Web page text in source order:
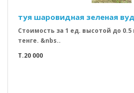
туя шаровидная зеленая
Стоимость за 1 ед. высотой до 0.5
тенге. &nbs..
T.20 000